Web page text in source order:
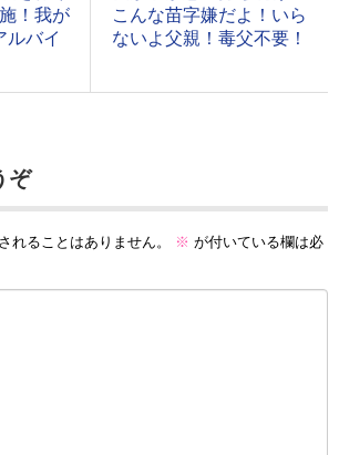
！我が
ルバイ
こんな苗字嫌だよ！いら
ないよ父親！毒父不要！
ぞ
れることはありません。 ※ が付いている欄は必